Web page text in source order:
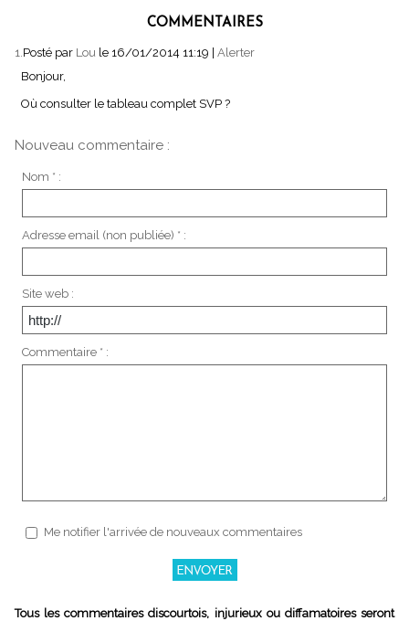
COMMENTAIRES
1. Posté par Lou le 16/01/2014 11:19 | Alerter
Bonjour,
Où consulter le tableau complet SVP ?
Nouveau commentaire :
Nom * :
Adresse email (non publiée) * :
Site web :
Commentaire * :
Me notifier l'arrivée de nouveaux commentaires
Tous les commentaires discourtois, injurieux ou diffamatoires seront